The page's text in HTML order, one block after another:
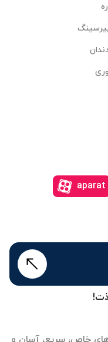
خاص، سریع، آسان و
aparat